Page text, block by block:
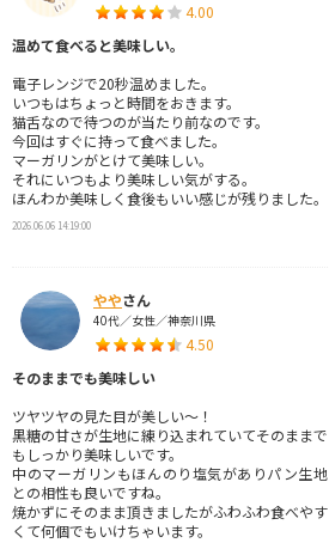
4.00
温めて食べると美味しい。
電子レンジで20秒温めました。
いつもはちょっと時間をおきます。
猫舌なので待つのが当たり前なのです。
今回はすぐに持って食べました。
マーガリンがとけて美味しい。
それにいつもより美味しい気がする。
ほんわか美味しく食後もいい感じが残りました。
2026.06.06 14:19:00
ややさん
40代／女性／神奈川県
4.50
そのままでも美味しい
ツヤツヤの見た目が美しい～！
黒糖の甘さが生地に練り込まれていてそのままで
もしっかり美味しいです。
中のマーガリンもほんのり塩気がありパン生地
との相性も良いですね。
焼かずにそのまま頂きましたがふわふわ食べやす
くて何個でもいけちゃいます。